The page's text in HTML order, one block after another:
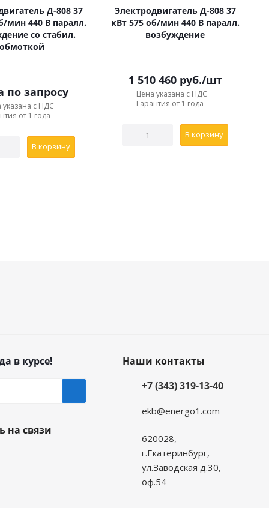
Доставка транспортными компаниями во все регионы
Специалисты помогут подобрать наиболее
Д-808 37
мин 440 В паралл.
со стабил.
обмоткой
по запросу
указана с НДС
от 1 года
В корзину
Электродвигатель Д-808 37
кВт 575 об/мин 440 В паралл.
возбуждение
1 510 460руб./шт
Цена указана с НДС
Гарантия от 1 года
В корзину
в курсе!
на связи
Наши контакты
+7 (343) 319-13-40
ekb@energo1.com
620028,
г.Екатеринбург,
ул.Заводская д.30,
оф.54